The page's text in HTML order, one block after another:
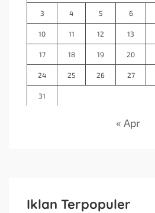
3 4 5 6
10 11 12 13
17 18 19 20
24 25 26 27
31
« Apr
Iklan Terpopuler